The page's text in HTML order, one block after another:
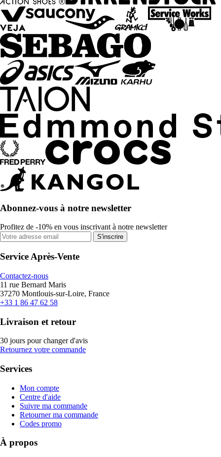
Abonnez-vous à notre newsletter
Profitez de -10% en vous inscrivant à notre newsletter
S'inscrire
Service Après-Vente
Contactez-nous
11 rue Bernard Maris
37270 Montlouis-sur-Loire, France
+33 1 86 47 62 58
Livraison et retour
30 jours pour changer d'avis
Retournez votre commande
Services
Mon compte
Centre d'aide
Suivre ma commande
Retourner ma commande
Codes promo
À propos